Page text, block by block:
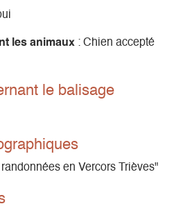
ici durant la saison estivale.
les animaux : Chien accepté
le balisage
en Vercors Trièves"